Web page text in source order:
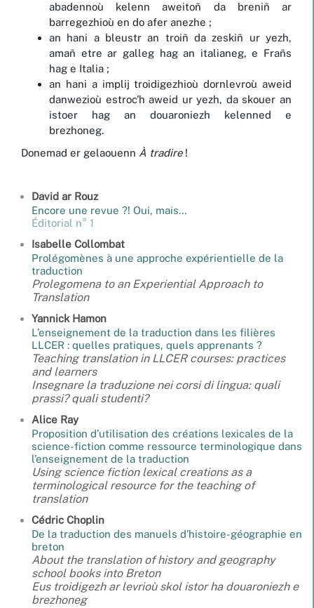
abadennoù kelenn aweitoñ da breniñ ar
barregezhioù en do afer anezhe ;
an hani a bleustr an troiñ da zeskiñ ur yezh,
amañ etre ar galleg hag an italianeg, e Frañs
hag e Italia ;
an hani a implij troidigezhioù dornlevroù aweid
danwezioù estroc'h aweid ur yezh, da skouer an
istoer hag an douaroniezh kelenned e
brezhoneg.
Donemad er gelaouenn À tradire!
David ar Rouz
Encore une revue ?! Oui, mais…
Éditorial n° 1
Isabelle Collombat
Prolégomènes à une approche expérientielle de la
traduction
Prolegomena to an Experiential Approach to
Translation
Yannick Hamon
L’enseignement de la traduction dans les filières
LLCER : quelles pratiques, quels apprenants ?
Teaching translation in LLCER courses: practices
and learners
Insegnare la traduzione nei corsi di lingua: quali
prassi? quali studenti?
Alice Ray
Proposition d’utilisation des créations lexicales de la
science-fiction comme ressource terminologique dans
l’enseignement de la traduction
Using science fiction lexical creations as a
terminological resource for the teaching of
translation
Cédric Choplin
De la traduction des manuels d’histoire-géographie en
breton
About the translation of history and geography
school books into Breton
Eus troidigezh ar levrioù skol istor ha douaroniezh e
brezhoneg